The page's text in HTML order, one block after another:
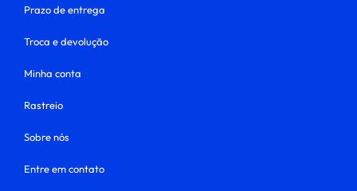
Prazo de entrega
Troca e devolução
Minha conta
Rastreio
Sobre nós
Entre em contato